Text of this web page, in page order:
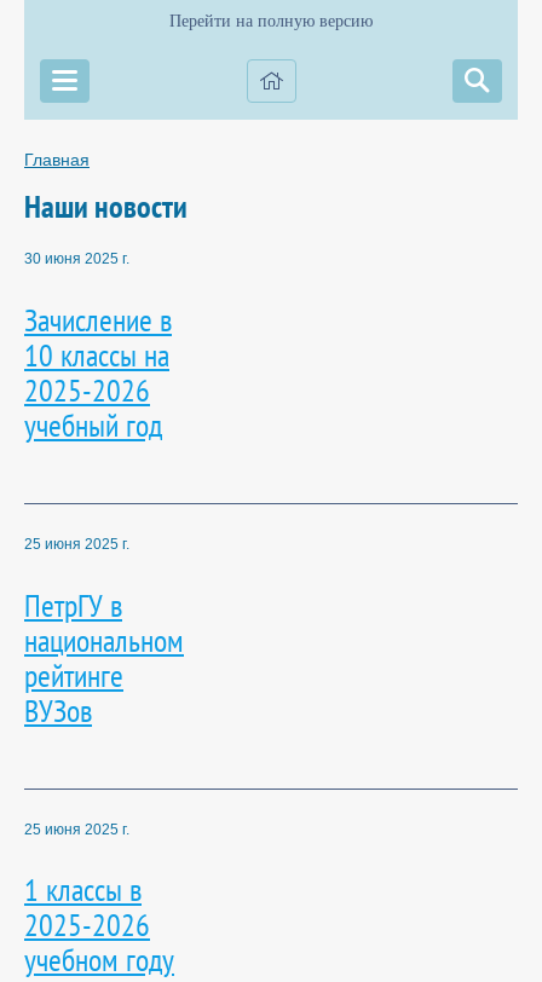
Перейти на полную версию
Главная
Наши новости
30 июня 2025 г.
Зачисление в
10 классы на
2025-2026
учебный год
25 июня 2025 г.
ПетрГУ в
национальном
рейтинге
ВУЗов
25 июня 2025 г.
1 классы в
2025-2026
учебном году